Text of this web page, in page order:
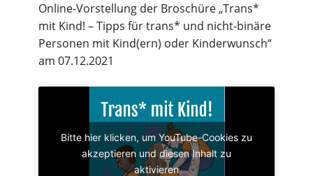
Online-Vorstellung der Broschüre „Trans*
mit Kind! – Tipps für trans* und nicht-binäre
Personen mit Kind(ern) oder Kinderwunsch“
am 07.12.2021
Bitte hier klicken, um YouTube-Cookies zu
akzeptieren und diesen Inhalt zu
aktivieren